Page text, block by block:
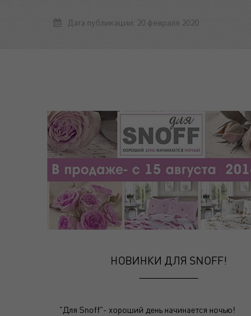
Дата публикации: 20 февраля 2020
НОВИНКИ ДЛЯ SNOFF!
"Для Snoff"- хороший день начинается ночью!